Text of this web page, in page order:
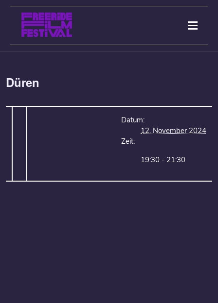
Düren
Datum:
12. November 2024
Zeit:
19:30 - 21:30